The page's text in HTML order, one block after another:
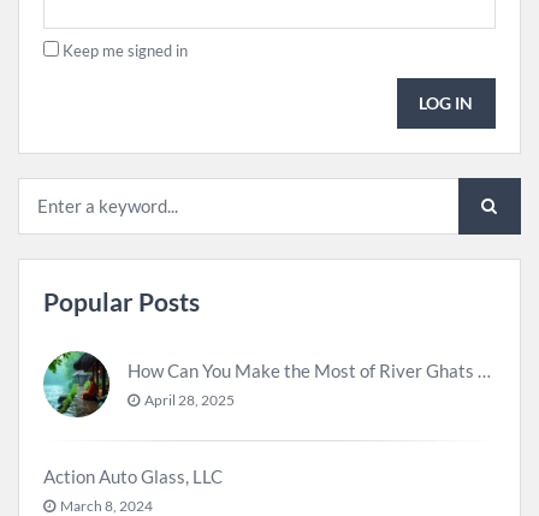
Keep me signed in
LOG IN
Popular Posts
How Can You Make the Most of River Ghats for Spiritual Meditation?
April 28, 2025
Action Auto Glass, LLC
March 8, 2024